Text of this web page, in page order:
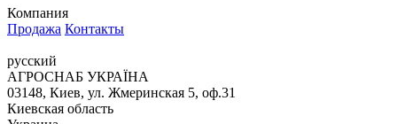
Компания
Продажа Контакты
русский
АГРОСНАБ УКРАЇНА
03148, Киев, ул. Жмеринская 5, оф.31
Киевская область